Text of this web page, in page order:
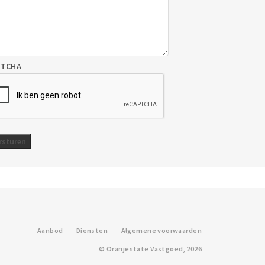
Aanbod Diensten Algemene voorwaarden
© Oranjestate Vastgoed, 2026